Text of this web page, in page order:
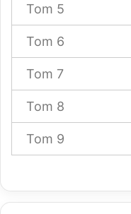
Tom 5
Tom 6
Tom 7
Tom 8
Tom 9